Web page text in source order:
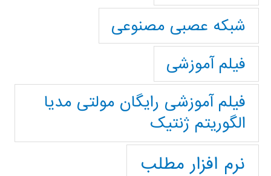
شبکه عصبی مصنوعی
فیلم آموزشی
فیلم آموزشی رایگان مولتی مدیا
الگوریتم ژنتیک
نرم افزار مطلب